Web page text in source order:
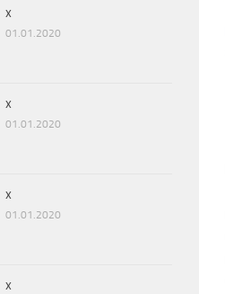
x
01.01.2020
x
01.01.2020
x
01.01.2020
x